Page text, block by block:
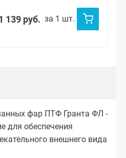
139 руб. за 1 шт.
фар ПТФ Гранта ФЛ -
для обеспечения
внешнего вида